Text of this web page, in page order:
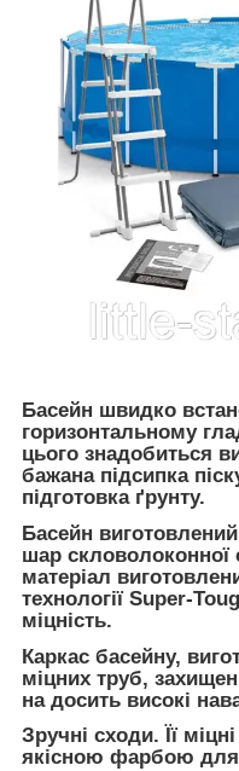
Басейн швидко
горизонтальному
цього знадобиться
бажана підсипка
підготовка ґрунту.
Басейн
шар скловолоконної
матеріал
технології Super-
міцність.
Каркас басейну,
міцних труб,
на досить високі
Зручні сходи. Її
якісною фарбою для